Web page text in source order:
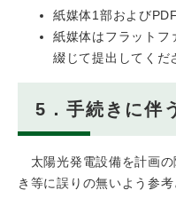
紙媒体1部および
紙媒体はフラットフ
綴じて提出してくだ
5．手続きに伴
太陽光発電設備を計画の
き等に誤りの無いよう参考